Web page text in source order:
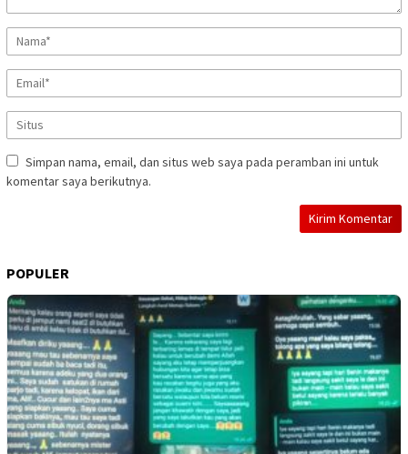
Simpan nama, email, dan situs web saya pada peramban ini untuk
komentar saya berikutnya.
POPULER